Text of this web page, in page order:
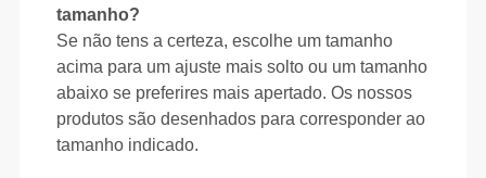
tamanho?
Se não tens a certeza, escolhe um tamanho
acima para um ajuste mais solto ou um tamanho
abaixo se preferires mais apertado. Os nossos
produtos são desenhados para corresponder ao
tamanho indicado.